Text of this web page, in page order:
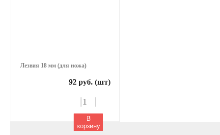
Лезвия 18 мм (для ножа)
92 руб. (шт)
В
корзину